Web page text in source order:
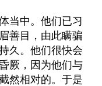
当中。他们已习
善目，由此瞒骗
久。他们很快会
厥，因为他们与
然相对的。于是